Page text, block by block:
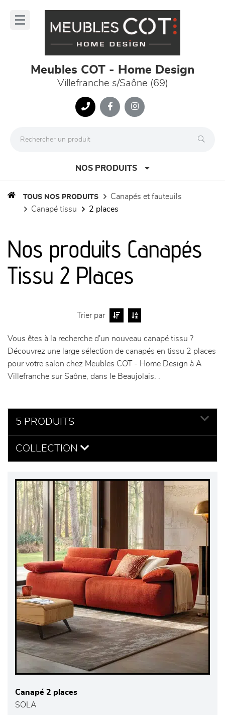
Meubles COT - Home Design
Villefranche s/Saône (69)
NOS PRODUITS
séjours
meubles de complément
décoration
TOUS NOS PRODUITS
canapés et fauteuils
canapé tissu
2 places
Nos produits Canapés
Tissu 2 Places
Trier par
Vous êtes à la recherche d'un nouveau canapé tissu ?
Découvrez une large sélection de canapés en tissu 2 places
pour votre salon chez Meubles COT - Home Design à A
Villefranche sur Saône, dans le Beaujolais. .
5 PRODUITS
COLLECTION
Canapé 2 places
SOLA